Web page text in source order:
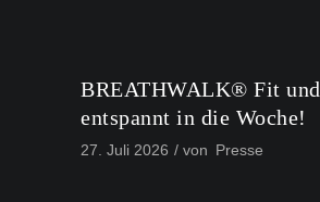
BREATHWALK® Fit und
entspannt in die Woche!
27. Juli 2026 von Presse